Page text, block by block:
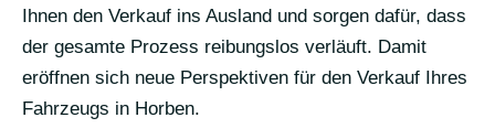
Ihnen den Verkauf ins Ausland und sorgen dafür, dass
der gesamte Prozess reibungslos verläuft. Damit
eröffnen sich neue Perspektiven für den Verkauf Ihres
Fahrzeugs in Horben.